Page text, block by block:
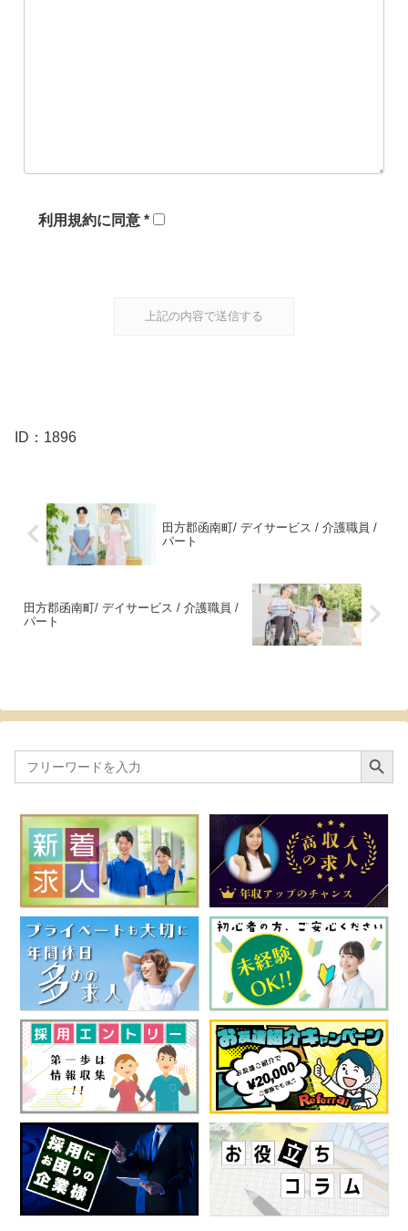
利用規約に同意 *
ID：1896
田方郡函南町/ デイサービス / 介護職員 /
パート
田方郡函南町/ デイサービス / 介護職員 /
パート
Search
for:
Search Button